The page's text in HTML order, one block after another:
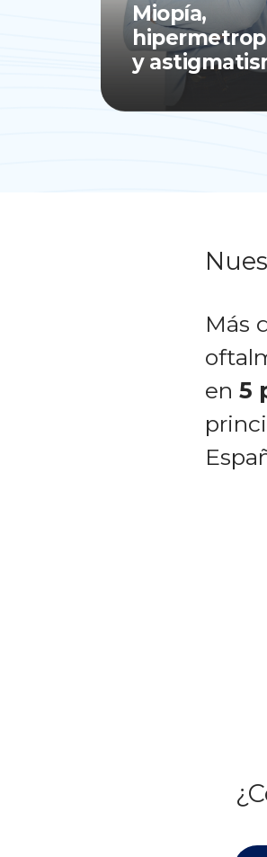
Miopía,
y
Más
en 5